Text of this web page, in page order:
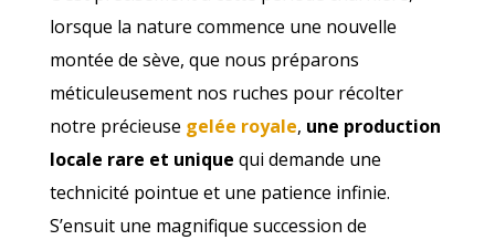
lorsque la nature commence une nouvelle
montée de sève, que nous préparons
méticuleusement nos ruches pour récolter
notre précieuse gelée royale, une production
locale rare et unique qui demande une
technicité pointue et une patience infinie.
S’ensuit une magnifique succession de